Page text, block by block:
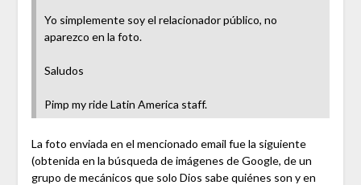
Yo simplemente soy el relacionador público, no
aparezco en la foto.
Saludos
Pimp my ride Latin America staff.
La foto enviada en el mencionado email fue la siguiente
(obtenida en la búsqueda de imágenes de Google, de un
grupo de mecánicos que solo Dios sabe quiénes son y en